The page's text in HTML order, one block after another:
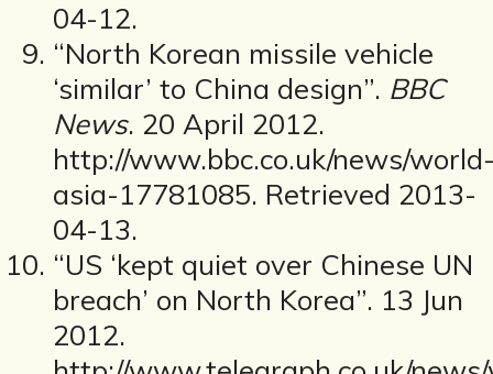
04-12.
“North Korean missile vehicle
‘similar’ to China design”. BBC
News. 20 April 2012.
http://www.bbc.co.uk/news/
asia-17781085. Retrieved 2013-
04-13.
“US ‘kept quiet over Chinese UN
breach’ on North Korea”. 13 Jun
2012.